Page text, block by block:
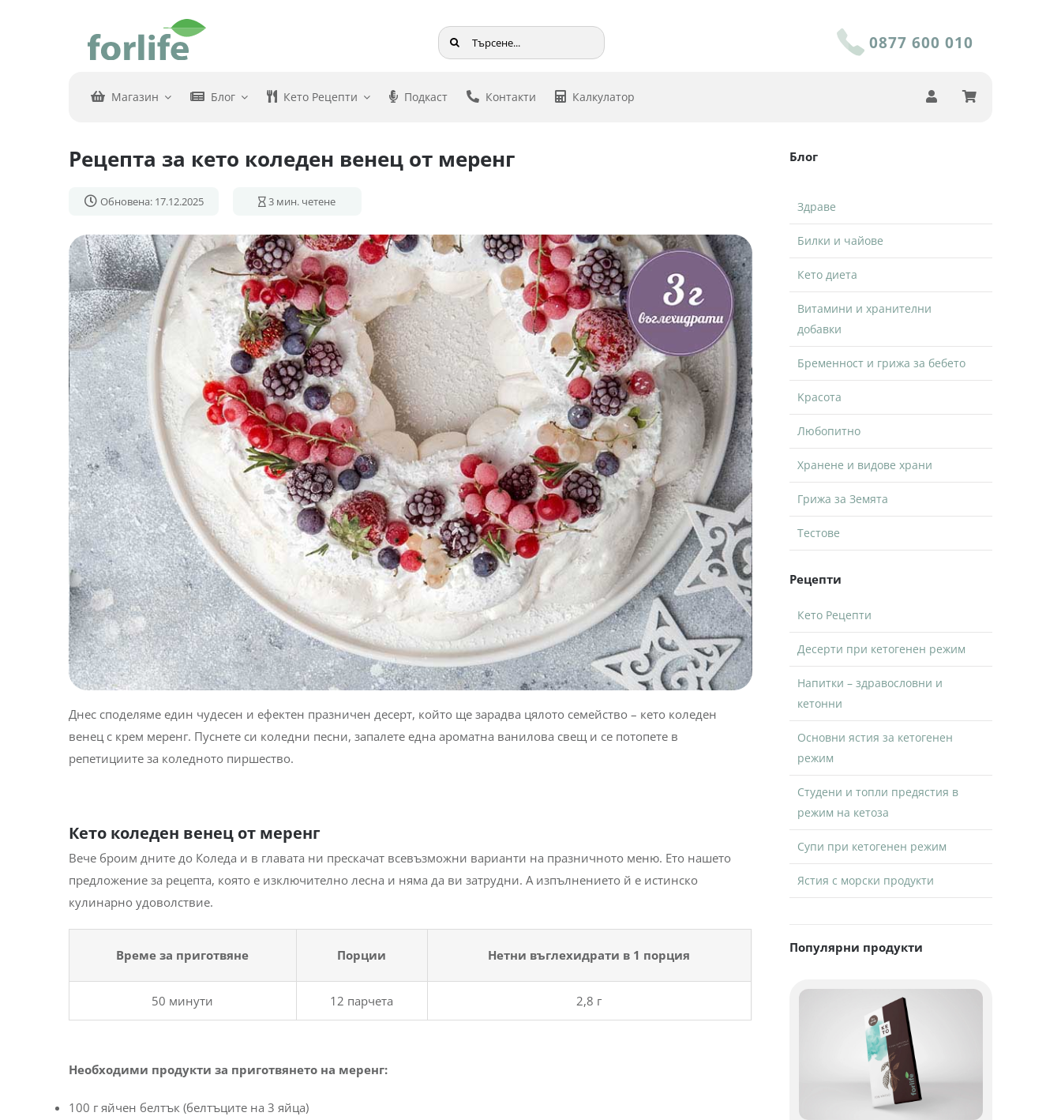
Търсене
...
0877 600 010
Магазин Блог Кето Рецепти Подкаст Контакти Калкулатор
Рецепта за кето коледен венец от меренг
Обновена: 17.12.2025 3 мин. четене
Днес споделяме един чудесен и ефектен празничен десерт, който ще зарадва цялото семейство – кето коледен
венец с крем меренг. Пуснете си коледни песни, запалете една ароматна ванилова свещ и се потопете в
репетициите за коледното пиршество.
Кето коледен венец от меренг
Вече броим дните до Коледа и в главата ни прескачат всевъзможни варианти на празничното меню. Ето нашето
предложение за рецепта, която е изключително лесна и няма да ви затрудни. А изпълнението й е истинско
кулинарно удоволствие.
Време за приготвяне Порции Нетни въглехидрати в 1 порция
50 минути 12 парчета 2,8 г
Необходими продукти за приготвянето на меренг:
100 г яйчен белтък (белтъците на 3 яйца)
Блог
Здраве
Билки и чайове
Кето диета
Витамини и хранителни
добавки
Бременност и грижа за бебето
Kрасота
Любопитно
Хранене и видове храни
Грижа за Земята
Тестове
Рецепти
Кето Рецепти
Десерти при кетогенен режим
Напитки – здравословни и
кетонни
Основни ястия за кетогенен
режим
Студени и топли предястия в
режим на кетоза
Супи при кетогенен режим
Ястия с морски продукти
Популярни продукти